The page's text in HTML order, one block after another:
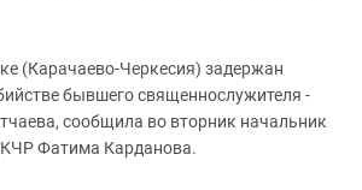
ИНАКОМЫСЛИЕ В ЧЕЧНЕ
ПРЕСЛЕДОВАНИЕ АКТИВИСТОВ
МОБИЛИЗАЦИЯ И ПРОТЕСТЫ
(Карачаево-Черкесия) задержан
бывшего священнослужителя -
сообщила во вторник начальник
Фатима Карданова.